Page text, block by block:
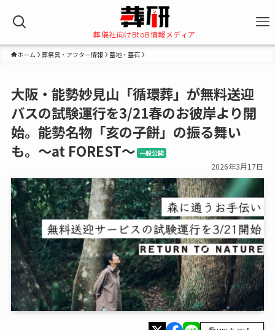
葬儀社向けBtoB情報メディア
ホーム 葬祭具・アフター情報 墓地・墓石
大阪・能勢妙見山「循環葬」が無料送迎
バスの試験運行を3/21春のお彼岸より開
始。能勢名物「亥の子餅」の振る舞い
も。～at FOREST～ 一般公開
2026年3月17日